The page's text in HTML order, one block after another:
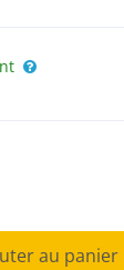
au panier